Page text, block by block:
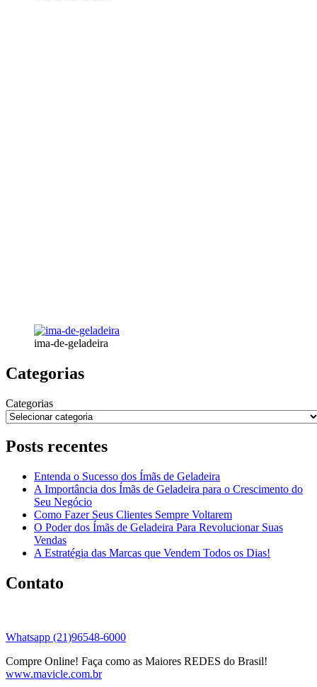
ima-de-geladeira
Categorias
Categorias
Posts recentes
Entenda o Sucesso dos Ímãs de Geladeira
A Importância dos Ímãs de Geladeira para o Crescimento do
Seu Negócio
Como Fazer Seus Clientes Sempre Voltarem
O Poder dos Ímãs de Geladeira Para Revolucionar Suas
Vendas
A Estratégia das Marcas que Vendem Todos os Dias!
Contato
Whatsapp (21)96548-6000
Compre Online! Faça como as Maiores REDES do Brasil!
www.mavicle.com.br